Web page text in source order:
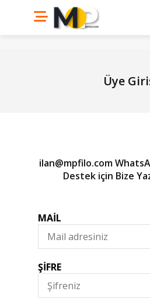
Üye
ilan@mpfilo.com
Destek için Bize
MAİL
ŞİFRE